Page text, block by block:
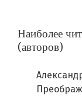
Наиболее
(авторов)